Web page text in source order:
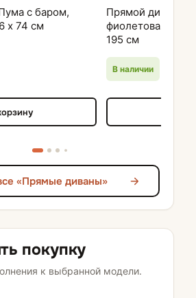
с баром,
х 74 см
Прямой диван
фиолетовая —
195 см
В наличии
«Прямые диваны»
покупку
к выбранной модели.